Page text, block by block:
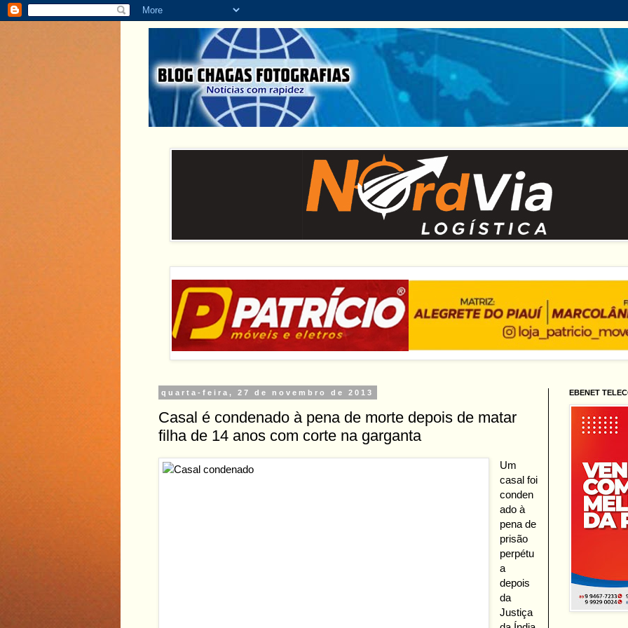
quarta-feira, 27 de novembro de 2013
Casal é condenado à pena de morte depois de matar
filha de 14 anos com corte na garganta
Um
casal foi
conden
ado à
pena de
prisão
perpétu
a
depois
da
Justiça
EBENET